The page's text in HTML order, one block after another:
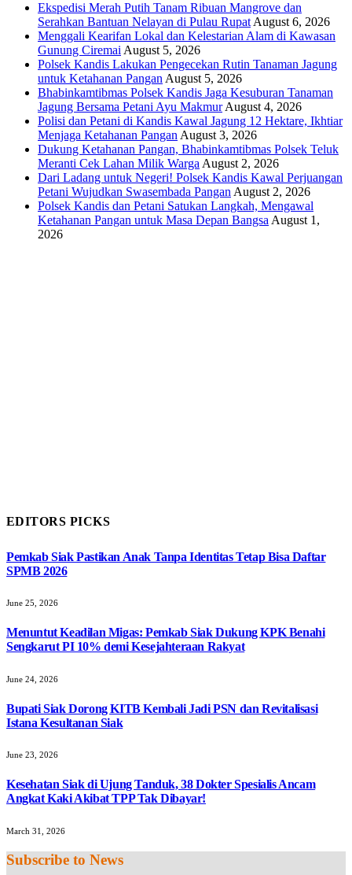
Ekspedisi Merah Putih Tanam Ribuan Mangrove dan
Serahkan Bantuan Nelayan di Pulau Rupat August 6, 2026
Menggali Kearifan Lokal dan Kelestarian Alam di Kawasan
Gunung Ciremai August 5, 2026
Polsek Kandis Lakukan Pengecekan Rutin Tanaman Jagung
untuk Ketahanan Pangan August 5, 2026
Bhabinkamtibmas Polsek Kandis Jaga Kesuburan Tanaman
Jagung Bersama Petani Ayu Makmur August 4, 2026
Polisi dan Petani di Kandis Kawal Jagung 12 Hektare, Ikhtiar
Menjaga Ketahanan Pangan August 3, 2026
Dukung Ketahanan Pangan, Bhabinkamtibmas Polsek Teluk
Meranti Cek Lahan Milik Warga August 2, 2026
Dari Ladang untuk Negeri! Polsek Kandis Kawal Perjuangan
Petani Wujudkan Swasembada Pangan August 2, 2026
Polsek Kandis dan Petani Satukan Langkah, Mengawal
Ketahanan Pangan untuk Masa Depan Bangsa August 1,
2026
EDITORS PICKS
Pemkab Siak Pastikan Anak Tanpa Identitas Tetap Bisa Daftar
SPMB 2026
June 25, 2026
Menuntut Keadilan Migas: Pemkab Siak Dukung KPK Benahi
Sengkarut PI 10% demi Kesejahteraan Rakyat
June 24, 2026
Bupati Siak Dorong KITB Kembali Jadi PSN dan Revitalisasi
Istana Kesultanan Siak
June 23, 2026
Kesehatan Siak di Ujung Tanduk, 38 Dokter Spesialis Ancam
Angkat Kaki Akibat TPP Tak Dibayar!
March 31, 2026
Subscribe to News